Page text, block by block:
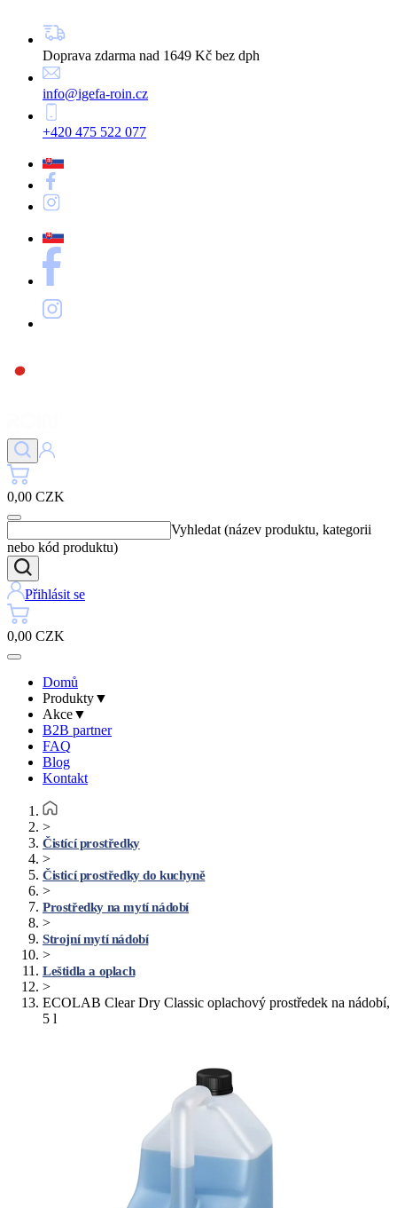
Doprava zdarma nad 1649 Kč bez dph
info@igefa-roin.cz
+420 475 522 077
0,00 CZK
Vyhledat (název produktu, kategorii
nebo kód produktu)
Přihlásit se
0,00 CZK
Domů
Produkty▼
Akce▼
B2B partner
FAQ
Blog
Kontakt
>
Čistící prostředky
>
Čisticí prostředky do kuchyně
>
Prostředky na mytí nádobí
>
Strojní mytí nádobí
>
Leštidla a oplach
>
ECOLAB Clear Dry Classic oplachový prostředek na nádobí,
5 l